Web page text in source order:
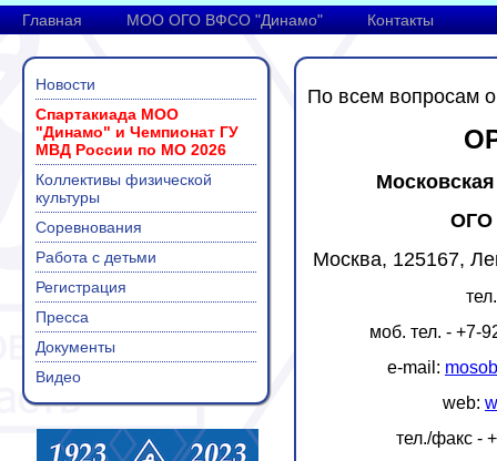
Главная МОО ОГО ВФСО "Динамо" Контакты
Новости
Спартакиада МОО
"Динамо" и Чемпионат ГУ
МВД России по МО 2026
Коллективы физической
культуры
Соревнования
Работа с детьми
Регистрация
Пресса
Документы
Видео
По всем вопросам
ОГО
Москва, 125167,
моб. тел. - +7-
e-mail:
web:
тел./факс -